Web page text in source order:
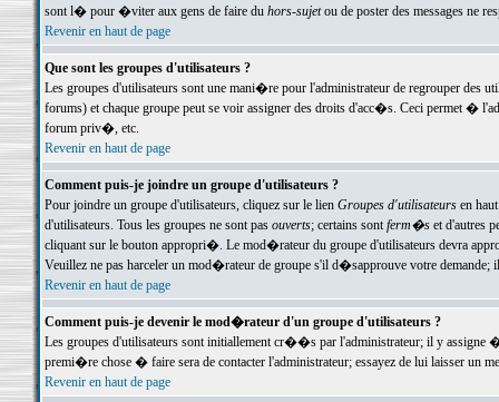
sont l� pour �viter aux gens de faire du hors-sujetou de poster des messages ne
Revenir en haut de page
Que sont les groupes d'utilisateurs ?
Les groupes d'utilisateurs sont une mani�re pour l'administrateur de regrouper des
forums) et chaque groupe peut se voir assigner des droits d'acc�s. Ceci permet
forum priv�, etc.
Revenir en haut de page
Comment puis-je joindre un groupe d'utilisateurs ?
Pour joindre un groupe d'utilisateurs, cliquez sur le lien Groupes d'utilisateursen haut
d'utilisateurs. Tous les groupes ne sont pas ouverts; certains sontferm�set d'autres
cliquant sur le bouton appropri�. Le mod�rateur du groupe d'utilisateurs devra
Veuillez ne pas harceler un mod�rateur de groupe s'il d�sapprouve votre demande;
Revenir en haut de page
Comment puis-je devenir le mod�rateur d'un groupe d'utilisateurs ?
Les groupes d'utilisateurs sont initiallement cr��s par l'administrateur; il y
premi�re chose � faire sera de contacter l'administrateur; essayez de lui laisser un
Revenir en haut de page